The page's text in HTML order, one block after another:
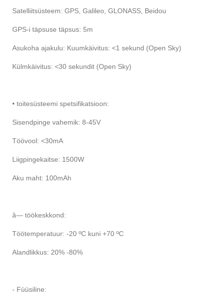
Satelliitsüsteem: GPS, Galileo, GLONASS, Beidou
GPS-i täpsuse täpsus: 5m
Asukoha ajakulu: Kuumkäivitus: <1 sekund (Open Sky)
Külmkäivitus: <30 sekundit (Open Sky)
• toitesüsteemi spetsifikatsioon:
Sisendpinge vahemik: 8-45V
Töövool: <30mA
Liigpingekaitse: 1500W
Aku maht: 100mAh
â— töökeskkond:
Töötemperatuur: -20 ºC kuni +70 ºC
Alandlikkus: 20% -80%
- Füüsiline: